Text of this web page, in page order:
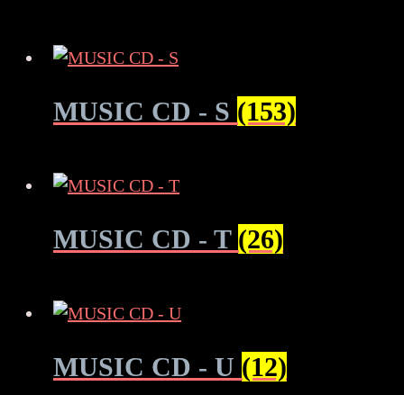
MUSIC CD - S (153)
MUSIC CD - T (26)
MUSIC CD - U (12)